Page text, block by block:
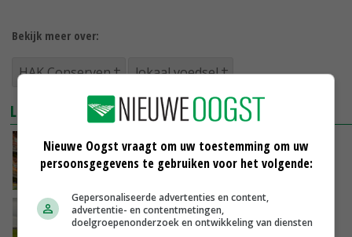
Bekijk meer over:
HAK Conserven lokaal voedsel
LEES OOK
Russische eigenaar HAK veroordeelt invasie
Oekraïne
HAS-student Thijs Brooijmans wint eerste
Adri den Dekker-prijs
Nieuwe Oogst vraagt om uw toestemming om uw
persoonsgegevens te gebruiken voor het volgende:
Gepersonaliseerde advertenties en content,
advertentie- en contentmetingen,
doelgroepenonderzoek en ontwikkeling van diensten